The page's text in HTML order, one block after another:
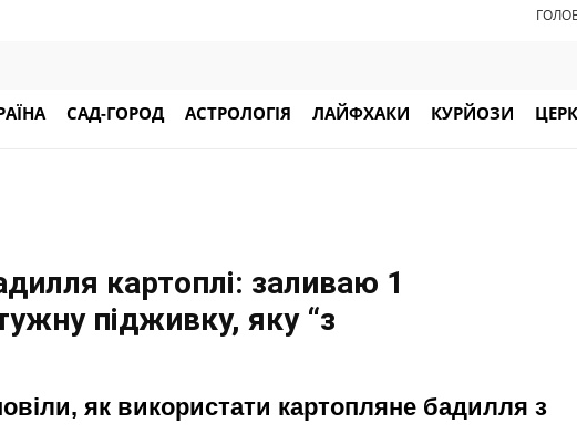
САД-ГОРОД АСТРОЛОГІЯ ЛАЙФХАКИ КУРЙОЗИ
картоплі: заливаю 1
підживку, яку “з
як використати картопляне бадилля з